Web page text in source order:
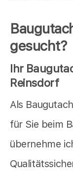
gesucht?
Ihr
Reinsdorf
Als
für Sie beim
übernehme